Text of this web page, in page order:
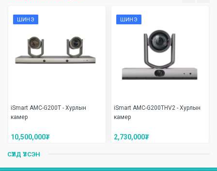
ШИНЭ
iSmart AMC-G200T - Хурлын
камер
10,500,000₮
ШИНЭ
iSmart AMC-G200THV2 - Хурлын
камер
2,730,000₮
СҮҮЛД ҮЗСЭН